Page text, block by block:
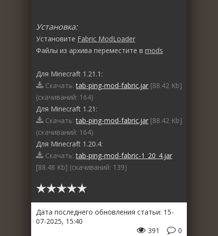
Установка:
Установите Fabric ModLoader
Файлы из архива переместите в mods
Для Minecraft 1.21.1:
Скачать:tab-ping-mod-fabric.jar [88.42 Kb]
(cкачиваний: 164)
Для Minecraft 1.21:
Скачать:tab-ping-mod-fabric.jar [88.42 Kb]
(cкачиваний: 164)
Для Minecraft 1.20.4:
Скачать:tab-ping-mod-fabric-1_20_4.jar
[88.48 Kb] (cкачиваний: 139)
Дата последнего обновления статьи: 15-
07-2025, 15:40
0
391